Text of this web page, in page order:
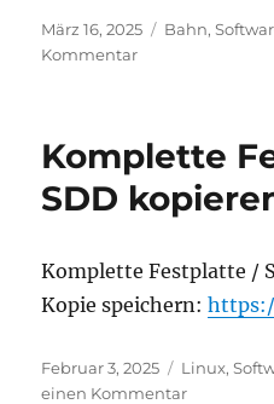
Veröffentlicht
am
März 16, 2025 Kategorien
Bahn,
Kommentarzu
Sitzplätzen
Timeout
Komplette
SDD
Komplette Festplatte /
Kopie speichern:
Veröffentlicht
am
Februar 3, 2025 Kategorien
Linux,
einen Kommentarzu